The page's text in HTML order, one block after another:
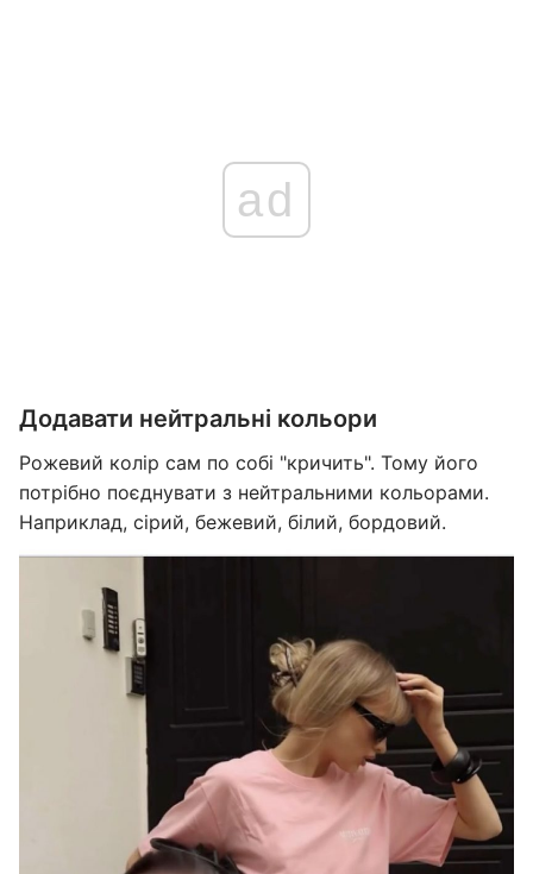
ad
Додавати нейтральні кольори
Рожевий колір сам по собі "кричить". Тому його
потрібно поєднувати з нейтральними кольорами.
Наприклад, сірий, бежевий, білий, бордовий.